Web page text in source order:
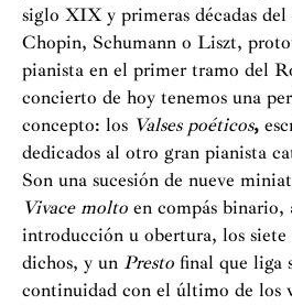
siglo XIX y primeras décadas
Chopin, Schumann o Liszt,
pianista en el primer tramo del
concierto de hoy tenemos una
concepto: los Valses poéticos,
dedicados al otro gran pianista
Son una sucesión de nueve
Vivace molto en compás binario,
introducción u obertura, los siete
dichos, y un Presto final que liga
continuidad con el último de los